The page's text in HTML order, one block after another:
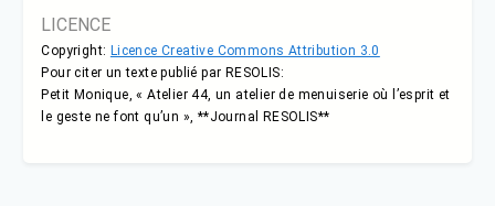
LICENCE
Copyright: Licence Creative Commons Attribution 3.0
Pour citer un texte publié par RESOLIS:
Petit Monique, « Atelier 44, un atelier de menuiserie où l’esprit et
le geste ne font qu’un », **Journal RESOLIS**